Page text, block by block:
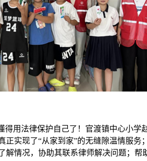
用法律保护自己了！官渡镇中心小
实现了“从家到家”的无缝隙温情服务
情况，协助其联系律师解决问题；